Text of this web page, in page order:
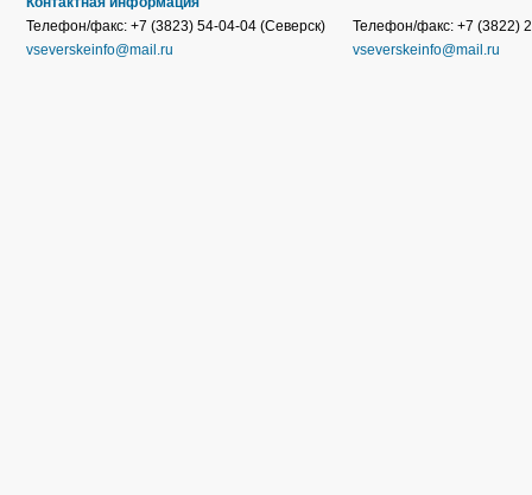
Телефон/факс: +7 (3823) 54-04-04 (Северск)
vseverskeinfo@mail.ru
Телефон/факс: +7 (3822)
vseverskeinfo@mail.ru